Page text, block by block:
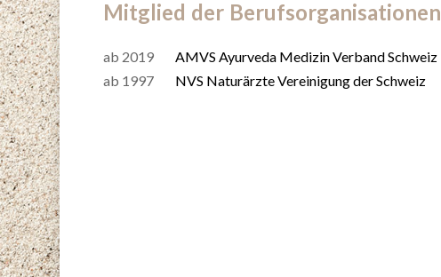
Mitglied der Berufsorganisationen
ab 2019 AMVS Ayurveda Medizin Verband Schweiz
ab 1997 NVS Naturärzte Vereinigung der Schweiz